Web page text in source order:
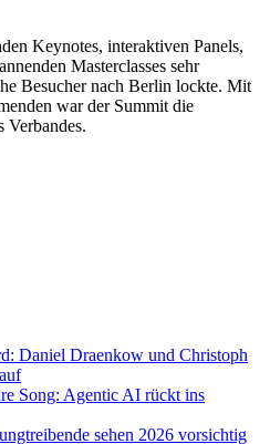
Keynotes, interaktiven Panels,
Masterclasses sehr
Besucher nach Berlin lockte. Mit
war der Summit die
Verbandes.
Daniel Draenkow und Christoph
Song: Agentic AI rückt ins
sehen 2026 vorsichtig